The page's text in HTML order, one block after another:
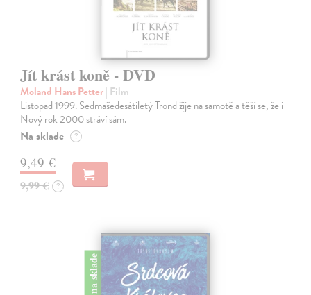
Jít krást koně - DVD
Moland Hans Petter| Film
Listopad 1999. Sedmašedesátiletý Trond žije na samotě a těší se, že i
Nový rok 2000 stráví sám.
Na sklade ?
9,49 €
9,99 € ?
na sklade